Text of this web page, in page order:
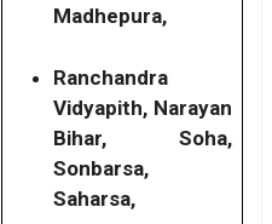
Madhepura,
Ranchandra
Vidyapith, Narayan
Bihar, Soha,
Sonbarsa,
Saharsa,